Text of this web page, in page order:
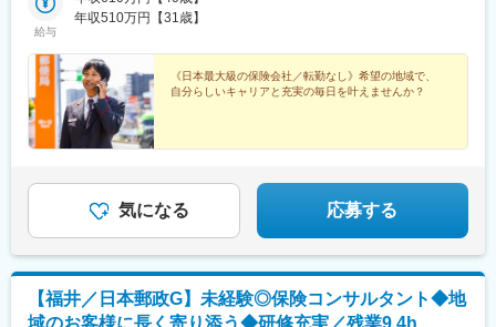
が難しい場合はリモートプログラムとなります■受動喫煙対策：屋
駅、今井駅、須坂駅、屋代駅、松本駅、飯田駅(長野県)、上諏訪
菜町駅、末広町駅(富山県)、クロスベイ前駅、砺波駅、北鉄金沢
駅、小松駅、大聖寺駅、七尾駅、穴水駅、本津幡駅、松任駅、羽
咋駅、野町駅、福井駅、三国駅(福井県)、越前大野駅、武生駅、敦
賀駅、小浜駅、しんざ駅、西松本駅、桜町駅(長野県)、電気ビル前
駅、電鉄黒部駅、南富山駅、片原町駅(富山県)、新町口駅、福井駅
坂下町駅、福井城址大名町駅
給与
年収510万円【31歳】
《日本最大級の保険会社／転勤なし》希望の地域で、
自分らしいキャリアと充実の毎日を叶えませんか？
気になる 応募する
【福井／日本郵政G】未経験◎保険コンサルタント◆地
域のお客様に長く寄り添う◆研修充実／残業9.4h